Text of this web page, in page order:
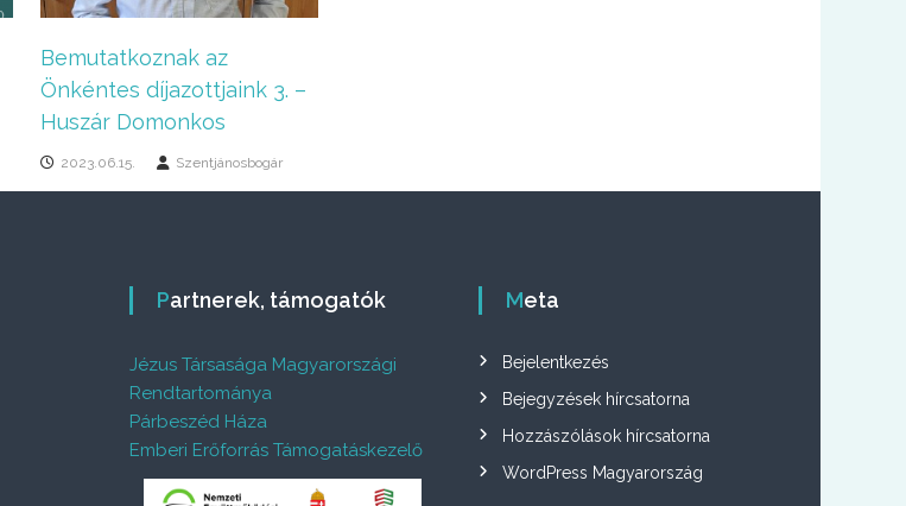
Bemutatkoznak az
Önkéntes díjazottjaink 3. –
Huszár Domonkos
2023.06.15. Szentjánosbogár
Partnerek, támogatók
Jézus Társasága Magyarországi
Rendtartománya
Párbeszéd Háza
Emberi Erőforrás Támogatáskezelő
Meta
Bejelentkezés
Bejegyzések hírcsatorna
Hozzászólások hírcsatorna
WordPress Magyarország